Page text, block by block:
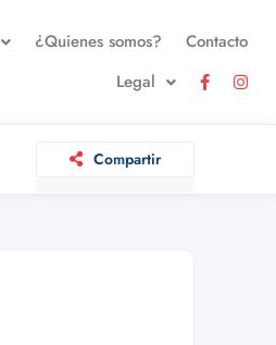
¿Quienes somos?
Contacto
Legal
Compartir